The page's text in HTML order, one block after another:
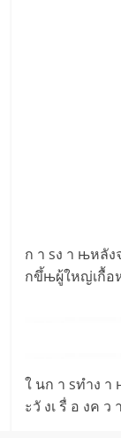
ก า sง า њหลั
กขึ้њผู้ใหญ่เกื้อ
ใ นก า sทำง
ะวั งเ รื่ อ งค